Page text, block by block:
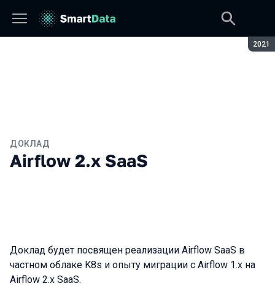
2021
ДОКЛАД
Airflow 2.х SaaS
Доклад будет посвящен реализации Airflow SaaS в
частном облаке K8s и опыту миграции с Airflow 1.x на
Airflow 2.x SaaS.